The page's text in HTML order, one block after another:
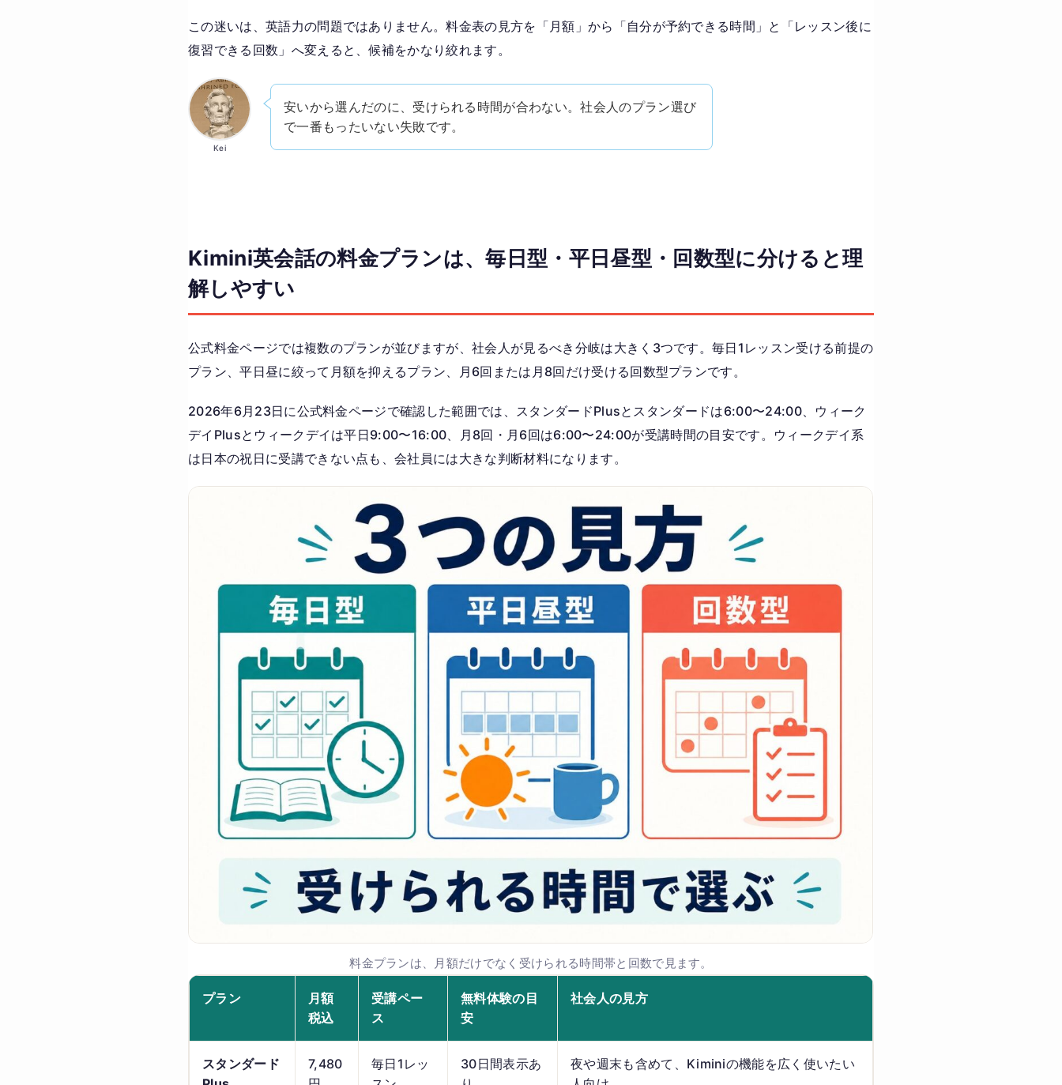
この迷いは、英語力の問題ではありません。料金表の見方を「月額」から「自分が予約できる時間」と「レッスン後に
復習できる回数」へ変えると、候補をかなり絞れます。
Kei
安いから選んだのに、受けられる時間が合わない。社会人のプラン選び
で一番もったいない失敗です。
Kimini英会話の料金プランは、毎日型・平日昼型・回数型に分けると理
解しやすい
公式料金ページでは複数のプランが並びますが、社会人が見るべき分岐は大きく3つです。毎日1レッスン受ける前提の
プラン、平日昼に絞って月額を抑えるプラン、月6回または月8回だけ受ける回数型プランです。
2026年6月23日に公式料金ページで確認した範囲では、スタンダードPlusとスタンダードは6:00〜24:00、ウィーク
デイPlusとウィークデイは平日9:00〜16:00、月8回・月6回は6:00〜24:00が受講時間の目安です。ウィークデイ系
は日本の祝日に受講できない点も、会社員には大きな判断材料になります。
料金プランは、月額だけでなく受けられる時間帯と回数で見ます。
プラン
月額
税込
受講ペー
ス
無料体験の目
安
社会人の見方
スタンダード
7,480
毎日1レッ
30日間表示あ
夜や週末も含めて、Kiminiの機能を広く使いたい